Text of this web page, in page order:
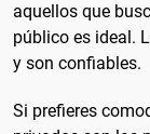
aquellos que
público es ideal.
y son confiables.
Si prefieres